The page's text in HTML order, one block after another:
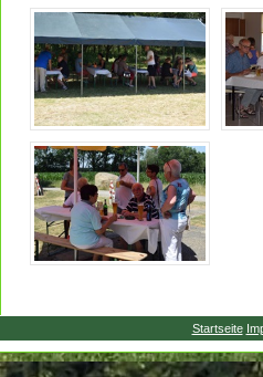
Startseite